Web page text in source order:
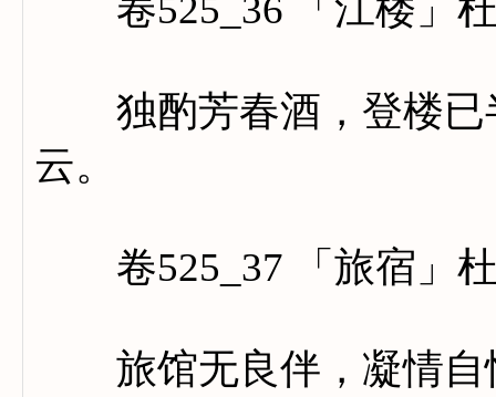
卷525_36 「江楼」
独酌芳春酒，登楼已
云。
卷525_37 「旅宿」
旅馆无良伴，凝情自